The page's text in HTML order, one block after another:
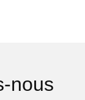
nous